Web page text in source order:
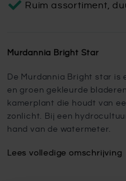
Ruim assortiment,
Murdannia Bright Star
De Murdannia Bright star is
en groen gekleurde
kamerplant die houdt van
zonlicht. Bij een
hand van de watermeter.
Lees volledige omschrijving